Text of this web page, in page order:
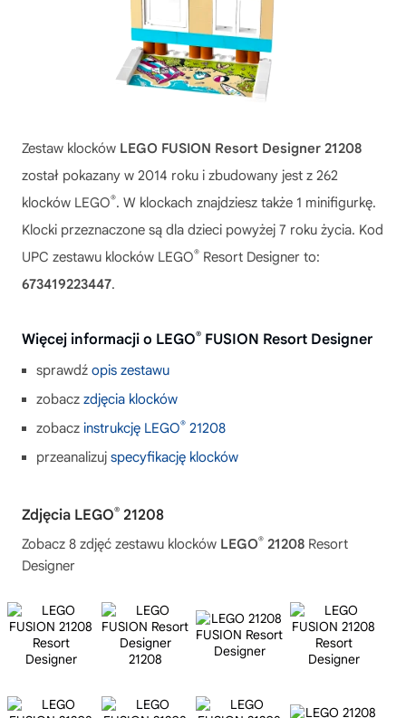
Zestaw klocków LEGO FUSION Resort Designer 21208
został pokazany w 2014 roku i zbudowany jest z 262
klocków LEGO®. W klockach znajdziesz także 1 minifigurkę.
Klocki przeznaczone są dla dzieci powyżej 7 roku życia. Kod
UPC zestawu klocków LEGO® Resort Designer to:
673419223447.
Więcej informacji o LEGO® FUSION Resort Designer
sprawdź opis zestawu
zobacz zdjęcia klocków
zobacz instrukcję LEGO® 21208
przeanalizuj specyfikację klocków
Zdjęcia LEGO® 21208
Zobacz 8 zdjęć zestawu klocków LEGO® 21208 Resort
Designer